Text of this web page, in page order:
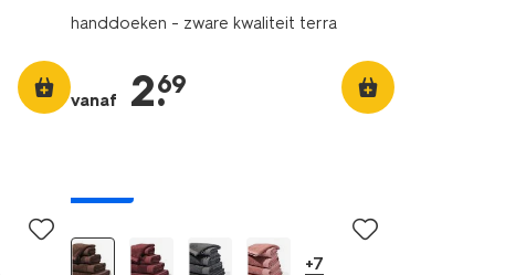
handdoeken - zware kwaliteit terra
vanaf 2.
69
+7